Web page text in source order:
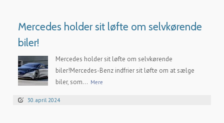
Mercedes holder sit løfte om selvkørende
biler!
Mercedes holder sit løfte om selvkørende
biler!Mercedes-Benz indfrier sit løfte om at sælge
biler, som... Mere
30. april 2024